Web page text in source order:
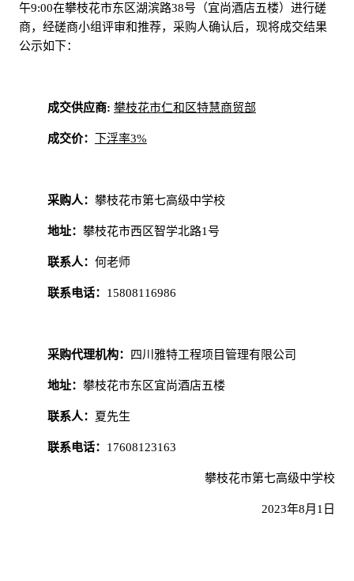
午9:00在攀枝花市东区湖滨路38号（宜尚酒店五楼）进行磋
商，经磋商小组评审和推荐，采购人确认后，现将成交结果
公示如下：
成交供应商: 攀枝花市仁和区特慧商贸部
成交价： 下浮率3%
采购人： 攀枝花市第七高级中学校
地址： 攀枝花市西区智学北路1号
联系人： 何老师
联系电话： 15808116986
采购代理机构： 四川雅特工程项目管理有限公司
地址： 攀枝花市东区宜尚酒店五楼
联系人： 夏先生
联系电话： 17608123163
攀枝花市第七高级中学校
2023年8月1日